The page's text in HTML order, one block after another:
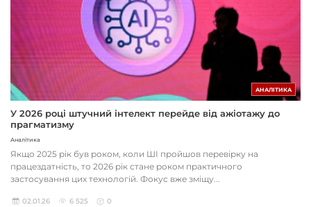
АНАЛІТИКА
У 2026 році штучний інтелект перейде від ажіотажу до
прагматизму
Аналітика
Якщо 2025 рік був роком, коли ШІ пройшов перевірку на
працездатність, то 2026 рік стане роком практичного
застосування цих технологій. Фокус вже зміщу...
02.01.26 6 525 0